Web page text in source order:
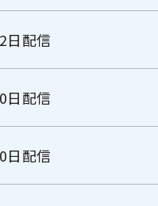
日配信
日配信
日配信